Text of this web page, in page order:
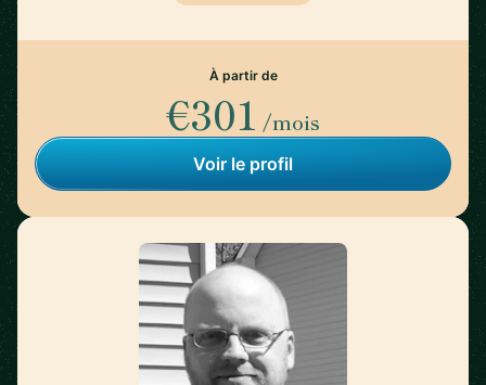
À partir de
€301 /mois
Voir le profil